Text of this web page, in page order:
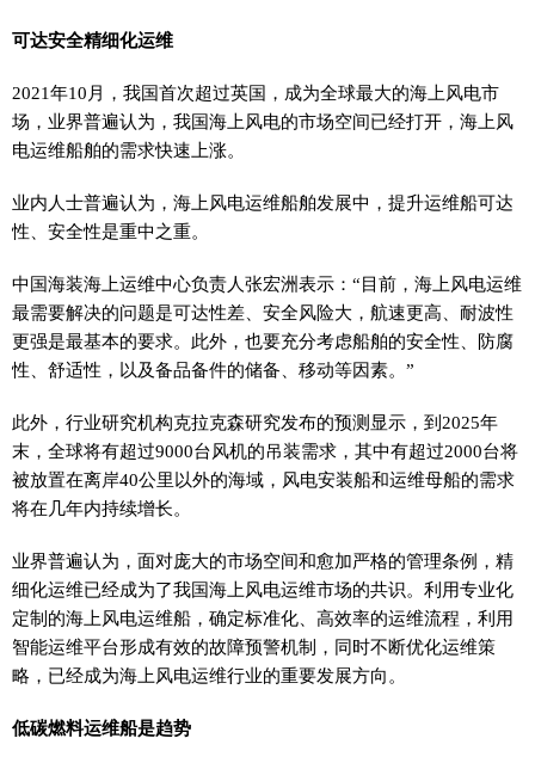
可达安全精细化运维
2021年10月，我国首次超过英国，成为全球最大的海上风电市
场，业界普遍认为，我国海上风电的市场空间已经打开，海上风
电运维船舶的需求快速上涨。
业内人士普遍认为，海上风电运维船舶发展中，提升运维船可达
性 、安全性是重中之重。
中国海装海上运维中心负责人张宏洲表示：“目前，海上风电运维
最需要解决的问题是可达性差、安全风险大，航速更高、耐波性
更强是最基本的要求。此外，也要充分考虑船舶的安全性 、防腐
性 、舒适性 ，以及备品备件的储备、移动等因素。”
此外，行业研究机构克拉克森研究发布的预测显示，到2025年
末，全球将有超过9000台风机的吊装需求，其中有超过2000台将
被放置在离岸40公里以外的海域，风电安装船和运维母船的需求
将在几年内持续增长。
业界普遍认为，面对庞大的市场空间和愈加严格的管理条例，精
细化运维已经成为了我国海上风电运维市场的共识。利用专业化
定制的海上风电运维船，确定标准化、高效率的运维流程，利用
智能运维平台形成有效的故障预警机制，同时不断优化运维策
略，已经成为海上风电运维行业的重要发展方向。
低碳燃料运维船是趋势